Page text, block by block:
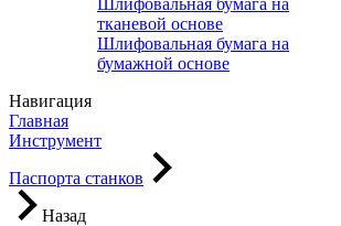
Шлифовальная бумага на
тканевой основе
Шлифовальная бумага на
бумажной основе
Навигация
Главная
Инструмент
Паспорта станков
Назад